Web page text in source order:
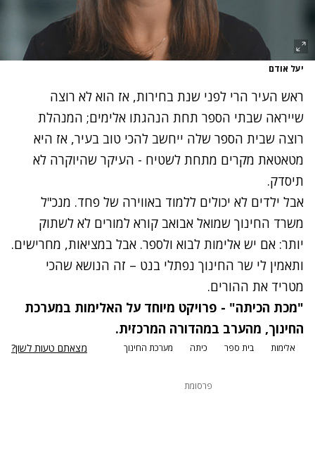
יעל אודם
ראש העיר הרי לפני שנת בחירות, אז הוא לא רוצה
שייראה שבתי הספר תחת הנהגתו אלימים; המנהלת
רוצה שבית הספר שלה ייחשב להכי טוב בעיר, אז היא
מטאטאת מקרים מתחת לשטיח - העיקר שהיוקרה לא
תיסדק.
אבל ילדים לא יכולים ללמוד באווירה של פחד. מנכ"ל
משרד החינוך שמואל אבואב קורא למורים לא לשתוק
יותר: אם יש אלימות לבוא ולספר. אבל במציאות, מחרישים.
ותאמין לי שר החינוך נפתלי בנט – זה הנושא שהכי
מטריד את ההורים.
"מכת הכיתה" - פרויקט מיוחד על האלימות במערכת
החינוך, מהערב במהדורה המרכזית.
אלימות בית ספר כיתה מערכת החינוך מצאתם טעות לשון?
פרסומת